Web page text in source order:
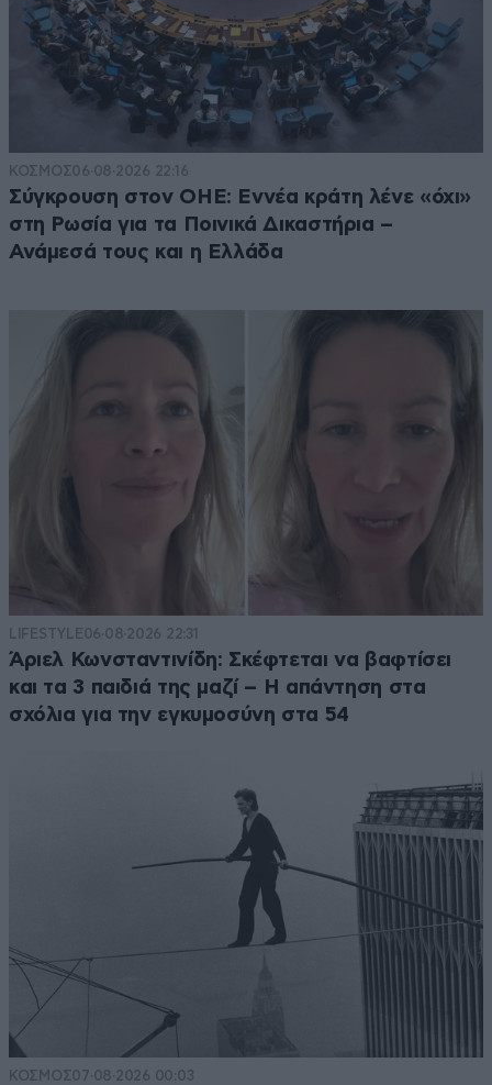
ΚΟΣΜΟΣ06·08·2026 22:16
Σύγκρουση στον ΟΗΕ: Εννέα κράτη λένε «όχι»
στη Ρωσία για τα Ποινικά Δικαστήρια –
Ανάμεσά τους και η Ελλάδα
LIFESTYLE06·08·2026 22:31
Άριελ Κωνσταντινίδη: Σκέφτεται να βαφτίσει
και τα 3 παιδιά της μαζί – Η απάντηση στα
σχόλια για την εγκυμοσύνη στα 54
ΚΟΣΜΟΣ07·08·2026 00:03